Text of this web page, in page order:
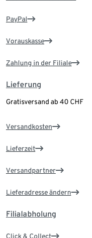
PayPal
Vorauskasse
Zahlung in der Filiale
Lieferung
Gratisversand ab 40 CHF
Versandkosten
Lieferzeit
Versandpartner
Lieferadresse ändern
Filialabholung
Click & Collect